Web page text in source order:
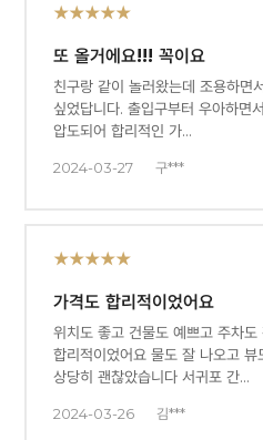
★★★★★
또 올거에요!!! 꼭이요
친구랑 같이 놀러왔는데 조용하면
싶었답니다. 출입구부터 우아하면
압도되어 합리적인 가…
2024-03-27 구***
★★★★★
가격도 합리적이었어요
위치도 좋고 건물도 예쁘고 주차
합리적이었어요 물도 잘 나오고
상당히 괜찮았습니다 서귀포 간…
2024-03-26 김***